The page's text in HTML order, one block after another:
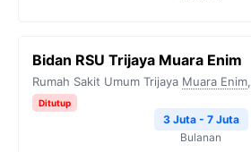
Bidan RSU Trijaya Muara Enim
Rumah Sakit Umum Trijaya Muara Enim,
Ditutup
3 Juta - 7 Juta
Bulanan